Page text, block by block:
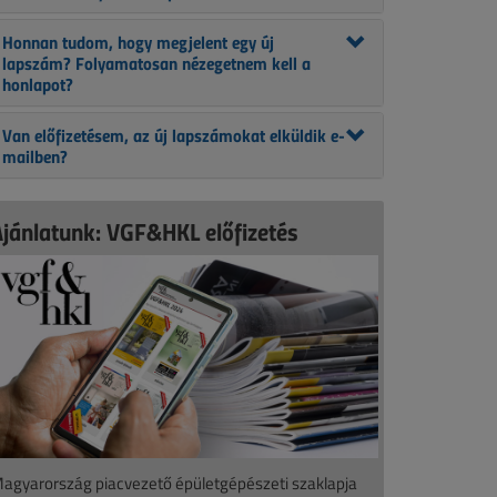
Honnan tudom, hogy megjelent egy új
lapszám? Folyamatosan nézegetnem kell a
honlapot?
Van előfizetésem, az új lapszámokat elküldik e-
mailben?
VGF&HKL előfizetés
piacvezető épületgépészeti szaklapja